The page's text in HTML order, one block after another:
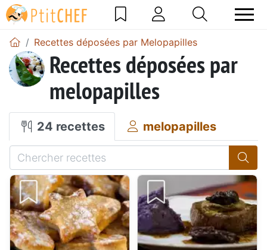
Recettes déposées par Melopapilles
Recettes déposées par
melopapilles
24 recettes melopapilles